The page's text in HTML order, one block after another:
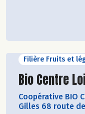
Filière Fruits et
Découvrir le
Bio Centre
Coopérative BIO
Gilles 68 route de